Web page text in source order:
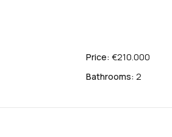
Price: €210.000
Bathrooms: 2